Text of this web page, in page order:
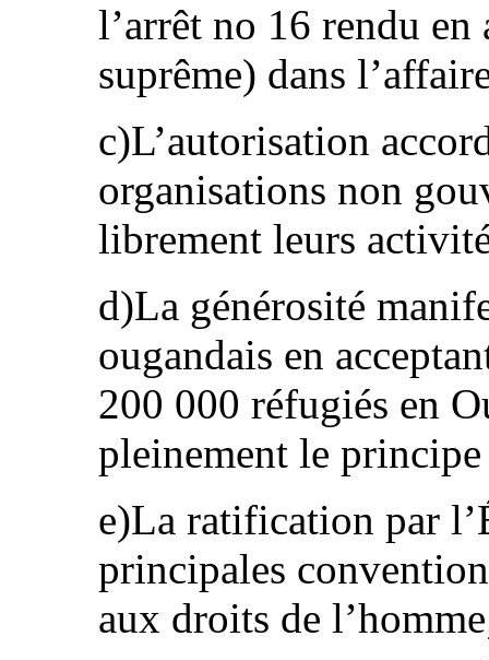
l’arrêt no 16 rendu
suprême) dans
c)L’autorisation
organisations non
librement leurs
d)La générosité
ougandais en
200 000 réfugiés en
pleinement le
e)La ratification par
principales
aux droits de